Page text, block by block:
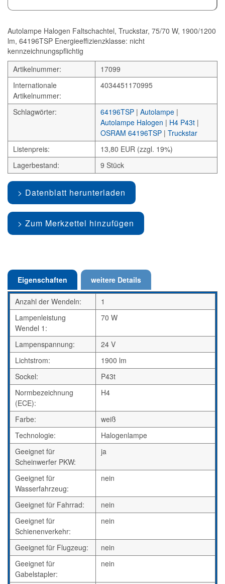
Autolampe Halogen Faltschachtel, Truckstar, 75/70 W, 1900/1200
lm, 64196TSP Energieeffizienzklasse: nicht
kennzeichnungspflichtig
Artikelnummer:
17099
Internationale
Artikelnummer:
4034451170995
Schlagwörter: 64196TSP | Autolampe |
Autolampe Halogen | H4 P43t |
OSRAM 64196TSP | Truckstar
Listenpreis:
13,80 EUR (zzgl. 19%)
Lagerbestand:
9 Stück
Datenblatt herunterladen
Zum Merkzettel hinzufügen
Eigenschaften weitere Details
Anzahl der Wendeln:
1
Lampenleistung
Wendel 1:
70 W
Lampenspannung:
24 V
Lichtstrom:
1900 lm
Sockel:
P43t
Normbezeichnung
(ECE):
H4
Farbe:
weiß
Technologie:
Halogenlampe
Geeignet für
Scheinwerfer PKW:
ja
Geeignet für
Wasserfahrzeug:
nein
Geeignet für Fahrrad:
nein
Geeignet für
Schienenverkehr:
nein
Geeignet für Flugzeug:
nein
Geeignet für
Gabelstapler:
nein